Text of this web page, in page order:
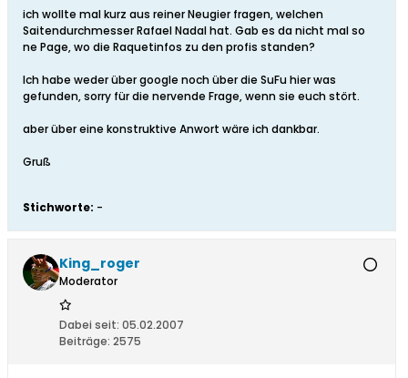
ich wollte mal kurz aus reiner Neugier fragen, welchen
Saitendurchmesser Rafael Nadal hat. Gab es da nicht mal so
ne Page, wo die Raquetinfos zu den profis standen?
Ich habe weder über google noch über die SuFu hier was
gefunden, sorry für die nervende Frage, wenn sie euch stört.
aber über eine konstruktive Anwort wäre ich dankbar.
Gruß
Stichworte: -
King_roger
Moderator
Dabei seit: 05.02.2007
Beiträge: 2575